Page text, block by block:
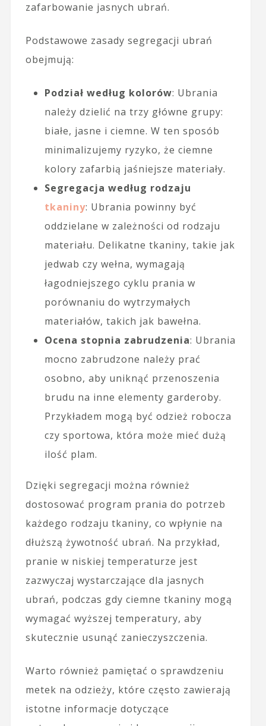
zafarbowanie jasnych ubrań.
Podstawowe zasady segregacji ubrań
obejmują:
Podział według kolorów: Ubrania
należy dzielić na trzy główne grupy:
białe, jasne i ciemne. W ten sposób
minimalizujemy ryzyko, że ciemne
kolory zafarbią jaśniejsze materiały.
Segregacja według rodzaju
tkaniny: Ubrania powinny być
oddzielane w zależności od rodzaju
materiału. Delikatne tkaniny, takie jak
jedwab czy wełna, wymagają
łagodniejszego cyklu prania w
porównaniu do wytrzymałych
materiałów, takich jak bawełna.
Ocena stopnia zabrudzenia: Ubrania
mocno zabrudzone należy prać
osobno, aby uniknąć przenoszenia
brudu na inne elementy garderoby.
Przykładem mogą być odzież robocza
czy sportowa, która może mieć dużą
ilość plam.
Dzięki segregacji można również
dostosować program prania do potrzeb
każdego rodzaju tkaniny, co wpłynie na
dłuższą żywotność ubrań. Na przykład,
pranie w niskiej temperaturze jest
zazwyczaj wystarczające dla jasnych
ubrań, podczas gdy ciemne tkaniny mogą
wymagać wyższej temperatury, aby
skutecznie usunąć zanieczyszczenia.
Warto również pamiętać o sprawdzeniu
metek na odzieży, które często zawierają
istotne informacje dotyczące